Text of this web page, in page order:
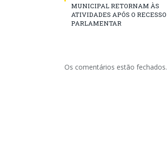
MUNICIPAL RETORNAM ÀS
ATIVIDADES APÓS O RECESSO
PARLAMENTAR
Os comentários estão fechados.